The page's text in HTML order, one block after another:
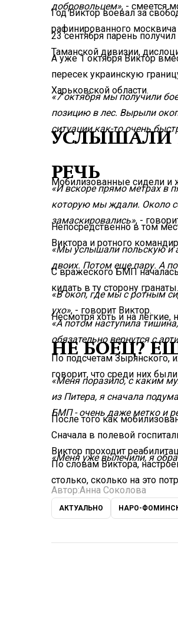
добровольцем», - смеется
Год Виктор воевал за
рафинированного москвича
23 сентября парень
Таманской дивизии,
А уже 1 октября Виктор
пересек украинскую
Харьковской области.
«7 октября мы получили
позицию в лес. Вырыли
ситуации как-то очень
УСЛЫШАЛИ
РЕЧЬ
Мобилизованные сидели и
«И вскоре прямо метрах в
которую мы ждали. Около
замаскировались», -
Непосредственно в том
Виктора и ротного
«Мы услышали польскую и
двоих. Потом еще пару. А
С вражеского БМП
кидать в ту сторону
«В окоп, где мы с ротным
ухо», - говорит Виктор.
Несмотря хоть и на
«А потом наступила
обязательно вернутся с
НЕ БОЕЦ?
По подсчетам Зырянского,
говорит, что среди них
«Меня поразило, с каким
из Питера, я сначала
БМП - очень даже метко и
После того как
Сначала в полевой
Виктор проходит
«Меня уже вылечили, я
По словам Виктора,
столько, сколько на это
Автор:Анна Соколова
АКТУАЛЬНО НАРО-